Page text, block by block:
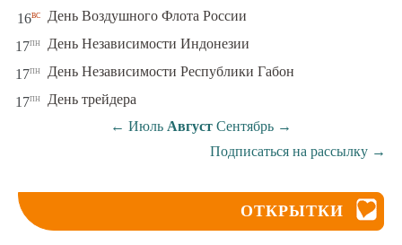
16вс День Воздушного Флота России
17пн День Независимости Индонезии
17пн День Независимости Республики Габон
17пн
День трейдера
← Июль Август Сентябрь →
Подписаться на рассылку →
ОТКРЫТКИ